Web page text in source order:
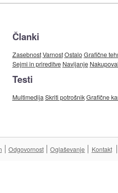
Članki
Zasebnost Varnost Ostalo Grafične
Sejmi in prireditve Navijanje
Testi
Multimedija Skriti potrošnik Grafične
Odgovornost Oglaševanje Kontakt